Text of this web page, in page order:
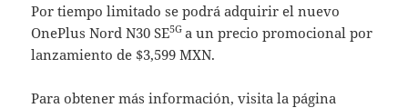
Por tiempo limitado se podrá adquirir el nuevo
OnePlus Nord N30 SE5G a un precio promocional por
lanzamiento de $3,599 MXN.
Para obtener más información, visita la página